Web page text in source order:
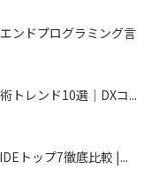
ンドプログラミング言
トレンド10選｜DXコ...
トップ7徹底比較 |...